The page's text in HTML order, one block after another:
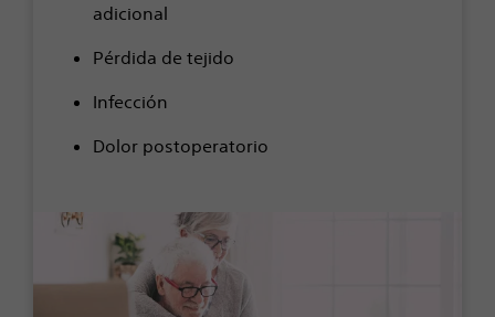
adicional
Pérdida de tejido
Infección
Dolor postoperatorio